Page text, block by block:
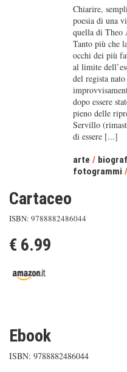
Chiarire,
poesia di una
quella di Theo
Tanto più che
occhi dei più
al limite
del regista
dopo essere
pieno delle
Servillo
di essere [...]
arte /
fotogrammi /
Cartaceo
ISBN: 9788882486044
€ 6.99
Ebook
ISBN: 9788882486044